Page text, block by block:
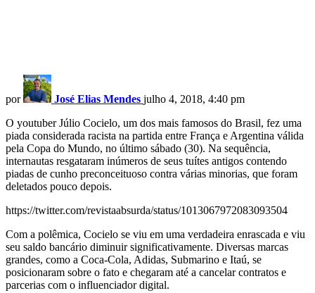
por José Elias Mendes julho 4, 2018, 4:40 pm
O youtuber Júlio Cocielo, um dos mais famosos do Brasil, fez uma
piada considerada racista na partida entre França e Argentina válida
pela Copa do Mundo, no último sábado (30). Na sequência,
internautas resgataram inúmeros de seus tuítes antigos contendo
piadas de cunho preconceituoso contra várias minorias, que foram
deletados pouco depois.
https://twitter.com/revistaabsurda/status/1013067972083093504
Com a polêmica, Cocielo se viu em uma verdadeira enrascada e viu
seu saldo bancário diminuir significativamente. Diversas marcas
grandes, como a Coca-Cola, Adidas, Submarino e Itaú, se
posicionaram sobre o fato e chegaram até a cancelar contratos e
parcerias com o influenciador digital.